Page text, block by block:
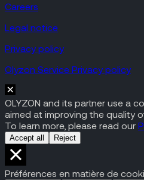
Careers
Legal notice
Privacy policy
Olyzon Service Privacy policy
OLYZON and its partner use a
aimed at improving the quality
To learn more, please read our
Accept all Reject
Préférences en matière de